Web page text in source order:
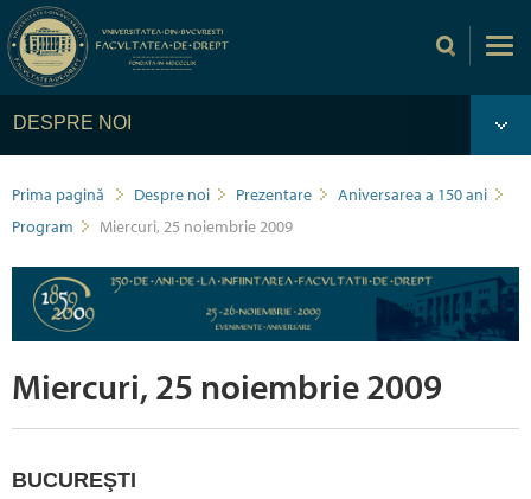
DESPRE NOI
Prima pagină Despre noi Prezentare
Aniversarea a 150 ani
Program
Miercuri, 25 noiembrie 2009
Miercuri, 25 noiembrie 2009
BUCUREŞTI